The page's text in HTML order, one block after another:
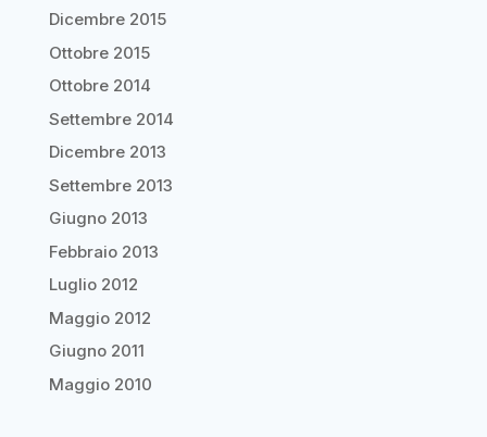
Dicembre 2015
Ottobre 2015
Ottobre 2014
Settembre 2014
Dicembre 2013
Settembre 2013
Giugno 2013
Febbraio 2013
Luglio 2012
Maggio 2012
Giugno 2011
Maggio 2010